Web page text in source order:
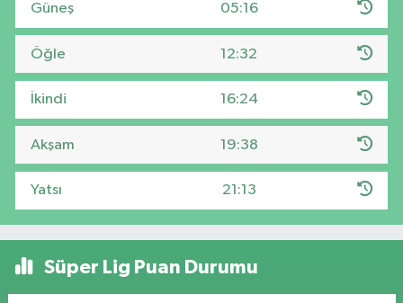
Güneş 05:16
Öğle 12:32
İkindi 16:24
Akşam 19:38
Yatsı 21:13
Süper Lig Puan Durumu